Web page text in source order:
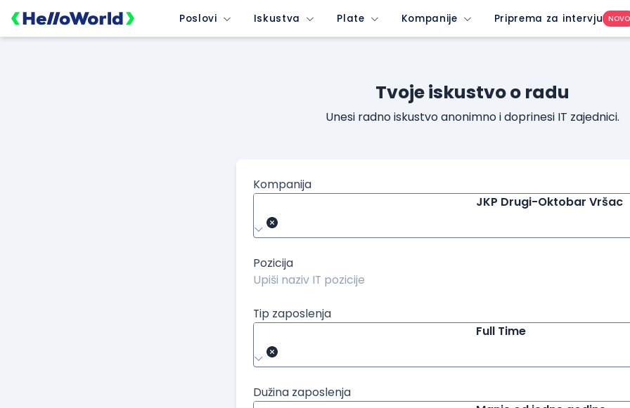
Poslovi Iskustva Plate Kompanije Priprema za intervju NOVO
Tvoje iskustvo o radu
Unesi radno iskustvo anonimno i doprinesi IT zajednici.
Kompanija
JKP Drugi-Oktobar Vršac
Pozicija
Tip zaposlenja
Full Time
Dužina zaposlenja